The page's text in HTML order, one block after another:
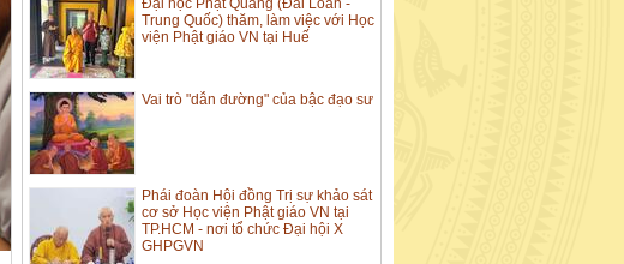
Đại học Phật Quang (Đài Loan -
Trung Quốc) thăm, làm việc với Học
viện Phật giáo VN tại Huế
Vai trò "dẫn đường" của bậc đạo sư
Phái đoàn Hội đồng Trị sự khảo sát
cơ sở Học viện Phật giáo VN tại
TP.HCM - nơi tổ chức Đại hội X
GHPGVN